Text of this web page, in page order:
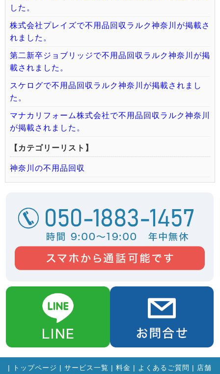
した。
株式会社プレイズで不用品回収ラルク神奈川が掲載さ
れました。
第二新卒ジョブリッジで不用品回収ラルク神奈川が掲
載されました。
スケログで不用品回収ラルク神奈川が掲載されまし
た。
マナカリフォーム株式会社で不用品回収ラルク神奈川
が掲載されました。
【カテゴリーリスト】
神奈川の不用品回収
| トップページ | サービス一覧 | 料金 | よくあるご質問 | 店舗